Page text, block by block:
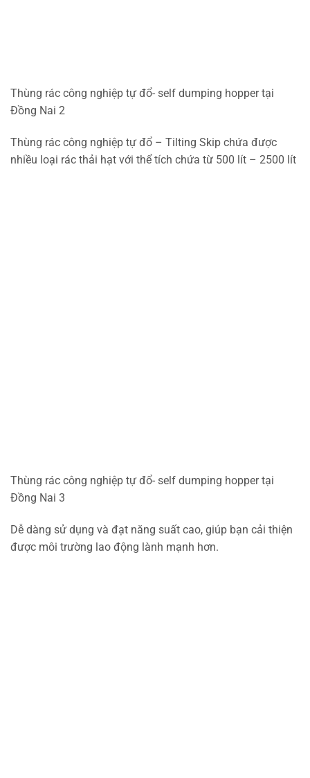
Thùng rác công nghiệp tự đổ- self dumping hopper tại
Đồng Nai 2
Thùng rác công nghiệp tự đổ – Tilting Skip chứa được
nhiều loại rác thải hạt với thể tích chứa từ 500 lít – 2500 lít
Thùng rác công nghiệp tự đổ- self dumping hopper tại
Đồng Nai 3
Dễ dàng sử dụng và đạt năng suất cao, giúp bạn cải thiện
được môi trường lao động lành mạnh hơn.